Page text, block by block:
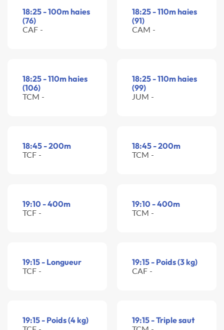
18:25 - 100m haies
(76)
CAF -
18:25 - 110m haies
(91)
CAM -
18:25 - 110m haies
(106)
TCM -
18:25 - 110m haies
(99)
JUM -
18:45 - 200m
TCF -
18:45 - 200m
TCM -
19:10 - 400m
TCF -
19:10 - 400m
TCM -
19:15 - Longueur
TCF -
19:15 - Poids (3 kg)
CAF -
19:15 - Poids (4 kg) 19:15 - Triple saut